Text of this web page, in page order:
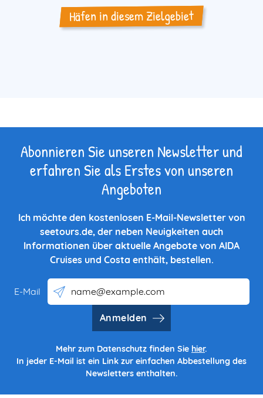
Häfen in diesem Zielgebiet
Abonnieren Sie unseren Newsletter und
erfahren Sie als Erstes von unseren
Angeboten
Ich möchte den kostenlosen E-Mail-Newsletter von
seetours.de, der neben Neuigkeiten auch
Informationen über aktuelle Angebote von AIDA
Cruises und Costa enthält, bestellen.
E-Mail
Anmelden
Mehr zum Datenschutz finden Sie hier.
In jeder E-Mail ist ein Link zur einfachen Abbestellung des
Newsletters enthalten.